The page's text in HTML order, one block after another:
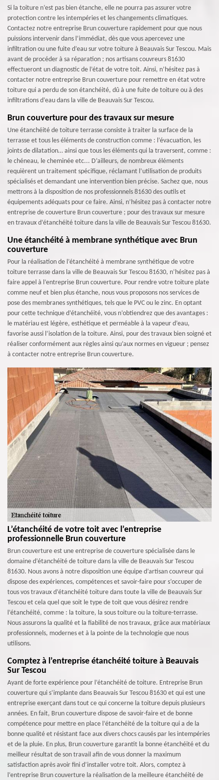
Si la toiture n’est pas bien étanche, elle ne pourra pas assurer votre
protection contre les intempéries et les changements climatiques.
Contactez notre entreprise Brun couverture rapidement pour que nous
puissions intervenir dans l’immédiat, dès que vous apercevez une
infiltration ou une fuite d’eau sur votre toiture à Beauvais Sur Tescou. Mais
avant de procéder à sa réparation ; nos artisans couvreurs 81630
effectueront un diagnostic de l’état de votre toit. Ainsi, n’hésitez pas à
contacter notre entreprise Brun couverture pour remettre en état votre
toiture qui a perdu de son étanchéité, dû à une fuite de toiture ou à des
infiltrations d’eau dans la ville de Beauvais Sur Tescou.
Brun couverture pour des travaux sur mesure
Une étanchéité de toiture terrasse consiste à traiter la surface de la
terrasse et tous les éléments de construction comme : l’évacuation, les
joints de dilatation… ainsi que tous les éléments qui la traversent, comme :
le chéneau, le cheminée etc... D’ailleurs, de nombreux éléments
requièrent un traitement spécifique, réclamant l’utilisation de produits
spécialisés et demandant une intervention bien précise. Sachez que, nous
mettrons à la disposition de nos professionnels 81630 des outils et
équipements adéquats pour ce faire. Ainsi, n’hésitez pas à contacter notre
entreprise de couverture Brun couverture ; pour des travaux sur mesure
en travaux d’étanchéité toiture dans la ville de Beauvais Sur Tescou 81630.
Une étanchéité à membrane synthétique avec Brun
couverture
Pour la réalisation de l’étanchéité à membrane synthétique de votre
toiture terrasse dans la ville de Beauvais Sur Tescou 81630, n’hésitez pas à
faire appel à l’entreprise Brun couverture. Pour rendre votre toiture plate
comme neuf et bien plus étanche, nous vous proposons nos services de
pose des membranes synthétiques, tels que le PVC ou le zinc. En optant
pour cette technique d’étanchéité, vous n’obtiendrez que des avantages :
le matériau est légère, esthétique et perméable à la vapeur d’eau,
favorise aussi l’isolation de la toiture. Ainsi, pour des travaux bien soigné et
réaliser conformément aux règles ainsi qu’aux normes en vigueur ; pensez
à contacter notre entreprise Brun couverture.
L’étanchéité de votre toit avec l’entreprise
professionnelle Brun couverture
Brun couverture est une entreprise de couverture spécialisée dans le
domaine d’étanchéité de toiture dans la ville de Beauvais Sur Tescou
81630. Nous avons à notre disposition une équipe d’artisan couvreur qui
dispose des expériences, compétences et savoir-faire pour s’occuper de
tous vos travaux d’étanchéité toiture dans toute la ville de Beauvais Sur
Tescou et cela quel que soit le type de toit que vous désirez rendre
l’étanchéité, comme : la toiture, la sous toiture ou la toiture-terrasse.
Nous assurons la qualité et la fiabilité de nos travaux, grâce aux matériaux
professionnels, modernes et à la pointe de la technologie que nous
utilisons.
Comptez à l’entreprise étanchéité toiture à Beauvais
Sur Tescou
Ayant de forte expérience pour l’étanchéité de toiture. Entreprise Brun
couverture qui s’implante dans Beauvais Sur Tescou 81630 et qui est une
entreprise exerçant dans tout ce qui concerne la toiture depuis plusieurs
années. En fait, Brun couverture dispose de savoir-faire et de bonne
compétence pour mettre en place l’étanchéité de la toiture qui a de la
bonne qualité et résistant face aux divers chocs causés par les intempéries
et de la pluie. En plus, Brun couverture garantit la bonne étanchéité et du
meilleur résultat de son travail afin de vous donner la maximum
satisfaction après avoir fini d’installer votre toit. Alors, comptez à
l’entreprise Brun couverture la réalisation de la meilleure étanchéité de